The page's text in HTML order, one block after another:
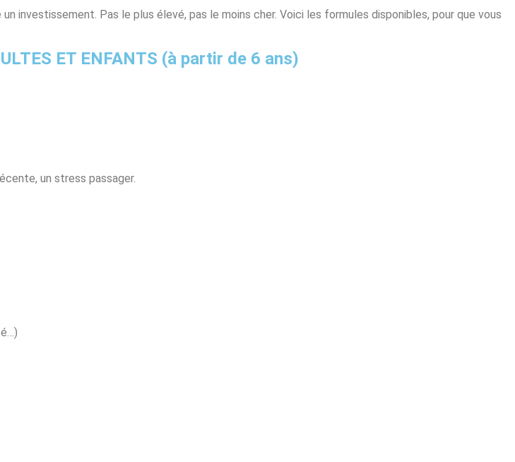
investissement. Pas le plus élevé, pas le moins cher. Voici les formules disponibles, pour que vous
ET ENFANTS (à partir de 6 ans)
un stress passager.